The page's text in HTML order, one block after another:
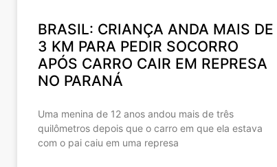
BRASIL: CRIANÇA ANDA MAIS DE
3 KM PARA PEDIR SOCORRO
APÓS CARRO CAIR EM REPRESA
NO PARANÁ
Uma menina de 12 anos andou mais de três
quilômetros depois que o carro em que ela estava
com o pai caiu em uma represa